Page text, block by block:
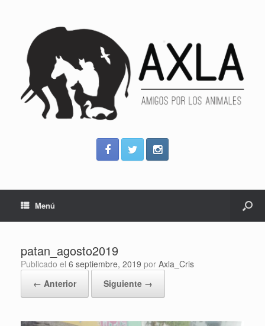
Menú
patan_agosto2019
Publicado el 6 septiembre, 2019 por Axla_Cris
← Anterior
Siguiente →